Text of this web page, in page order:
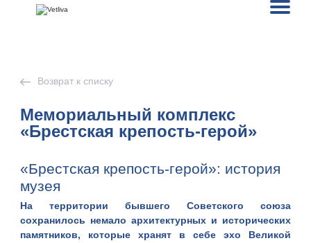
Возврат к списку
Мемориальный комплекс
«Брестская крепость-герой»
«Брестская крепость-герой»: история
музея
На территории бывшего Советского союза
сохранилось немало архитектурных и исторических
памятников, которые хранят в себе эхо Великой